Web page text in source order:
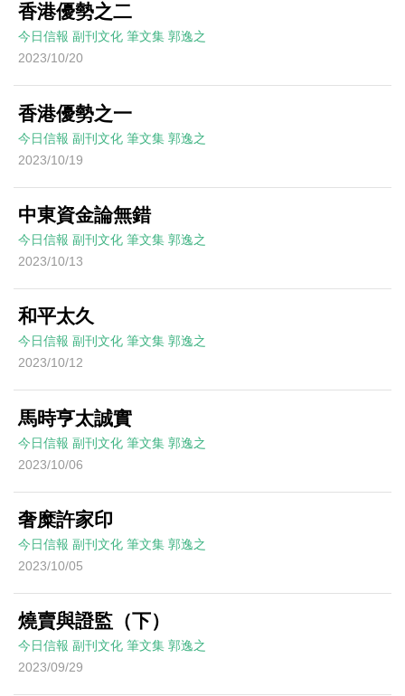
香港優勢之二
今日信報 副刊文化 筆文集 郭逸之
2023/10/20
香港優勢之一
今日信報 副刊文化 筆文集 郭逸之
2023/10/19
中東資金論無錯
今日信報 副刊文化 筆文集 郭逸之
2023/10/13
和平太久
今日信報 副刊文化 筆文集 郭逸之
2023/10/12
馬時亨太誠實
今日信報 副刊文化 筆文集 郭逸之
2023/10/06
奢糜許家印
今日信報 副刊文化 筆文集 郭逸之
2023/10/05
燒賣與證監（下）
今日信報 副刊文化 筆文集 郭逸之
2023/09/29